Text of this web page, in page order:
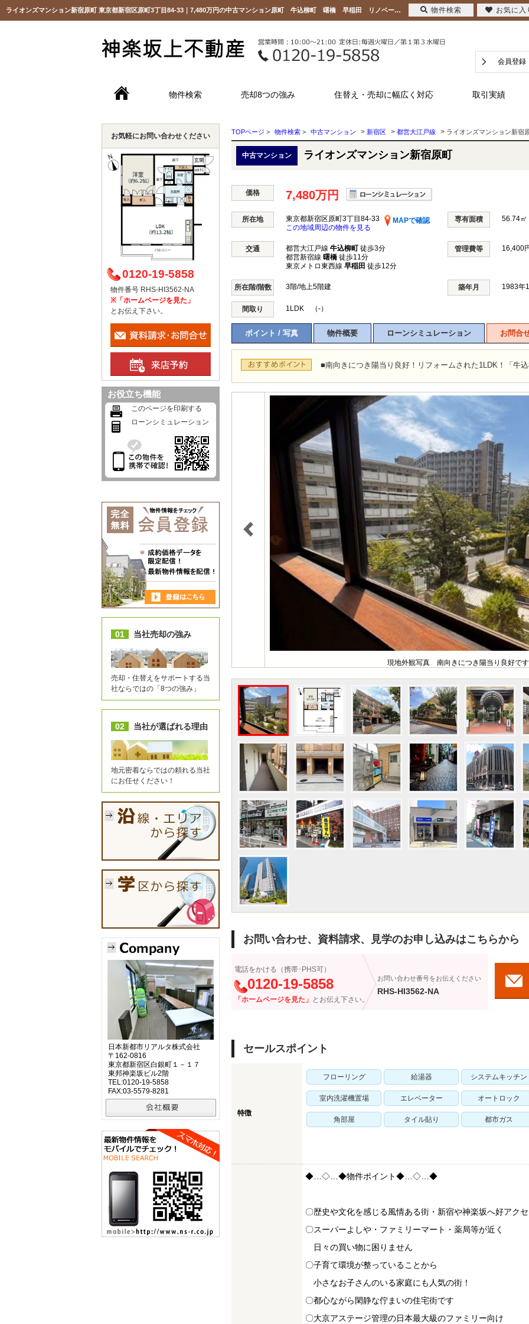
ライオンズマンション新宿原町 東京都新宿区原町3丁目84-33｜7,480万円の中古マンション原町 牛込柳町 曙橋 早稲田 リノベーション 南向き角住戸｜日本新都市リアルタ株式会社
会員登録
物件検索 売却8つの強み 住替え・売却に幅広く対応 取引実績
TOPページ > 物件検索 > 中古マンション > 新宿区 > 都営大江戸線 > ライオンズマンション新宿
中古マンション ライオンズマンション新宿原町
価格 7,480万円
所在地 東京都新宿区原町3丁目84-33
MAPで確認
この地域周辺の物件を見る
専有面積 56.74㎡
交通 都営大江戸線 牛込柳町 徒歩3分
都営新宿線 曙橋 徒歩11分
東京メトロ東西線 早稲田 徒歩12分
管理費等 16,400
所在階/階数 3階/地上5階建 築年月 1983年
間取り 1LDK （-）
ポイント / 写真 物件概要 ローンシミュレーション お問合
■南向きにつき陽当り良好！リフォームされた1LDK！「牛
現地外観写真 南向きにつき陽当り良好で
お問い合わせ、資料請求、見学のお申し込みはこちらから
電話をかける（携帯･PHS可）
0120-19-5858
「ホームページを見た」 とお伝え下さい。
お問い合わせ番号をお伝えください
RHS-HI3562-NA
セールスポイント
特徴
フローリング 給湯器 システムキッチン
室内洗濯機置場 エレベーター オートロック
角部屋 タイル貼り 都市ガス
◆…◇…◆物件ポイント◆…◇…◆
〇歴史や文化を感じる風情ある街・新宿や神楽坂へ好アク
〇スーパーよしや・ファミリーマート・薬局等が近く
日々の買い物に困りません
〇子育て環境が整っていることから
小さなお子さんのいる家庭にも人気の街！
〇都心ながら閑静な佇まいの住宅街です
〇大京アステージ管理の日本最大級のファミリー向け
お気軽にお問い合わせください
0120-19-5858
物件番号 RHS-HI3562-NA
※「ホームページを見た」
とお伝え下さい。
お役立ち機能
このページを印刷する
ローンシミュレーション
01 当社売却の強み
売却・住替えをサポートする当
社ならではの「8つの強み」
02 当社が選ばれる理由
地元密着ならではの頼れる当社
にお任せください！
日本新都市リアルタ株式会社
〒162-0816
東京都新宿区白銀町１－１７
東邦神楽坂ビル2階
TEL:0120-19-5858
FAX:03-5579-8281
物件検索 お気に入